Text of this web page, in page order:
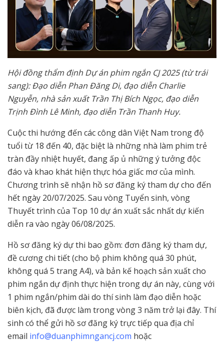
Hội đồng thẩm định Dự án phim ngắn CJ 2025 (từ trái
sang): Đạo diễn Phan Đăng Di, đạo diễn Charlie
Nguyễn, nhà sản xuất Trần Thị Bích Ngọc, đạo diễn
Trịnh Đình Lê Minh, đạo diễn Trần Thanh Huy.
Cuộc thi hướng đến các công dân Việt Nam trong độ
tuổi từ 18 đến 40, đặc biệt là những nhà làm phim trẻ
tràn đầy nhiệt huyết, đang ấp ủ những ý tưởng độc
đáo và khao khát hiện thực hóa giấc mơ của mình.
Chương trình sẽ nhận hồ sơ đăng ký tham dự cho đến
hết ngày 20/07/2025. Sau vòng Tuyển sinh, vòng
Thuyết trình của Top 10 dự án xuất sắc nhất dự kiến
diễn ra vào ngày 06/08/2025.
Hồ sơ đăng ký dự thi bao gồm: đơn đăng ký tham dự,
đề cương chi tiết (cho bộ phim không quá 30 phút,
không quá 5 trang A4), và bản kế hoạch sản xuất cho
phim ngắn dự định thực hiện trong dự án này, cùng với
1 phim ngắn/phim dài do thí sinh làm đạo diễn hoặc
biên kịch, đã được làm trong vòng 3 năm trở lại đây. Thí
sinh có thể gửi hồ sơ đăng ký trực tiếp qua địa chỉ
email info@duanphimngancj.com hoặc